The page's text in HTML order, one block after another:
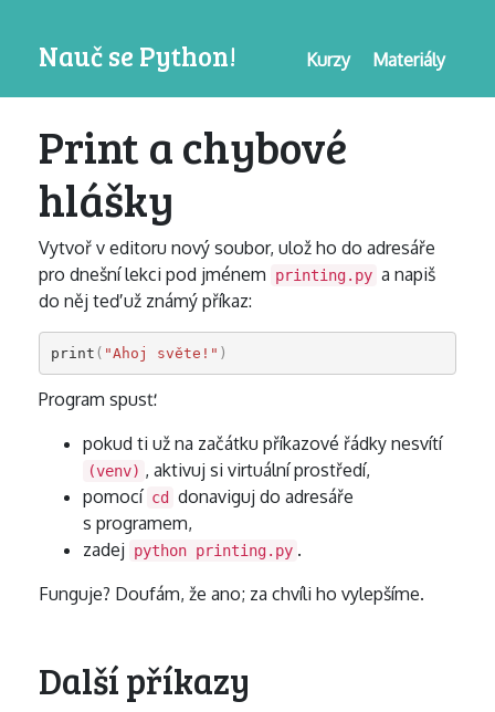
Nauč se Python! Materiály
Kurzy
Print a chybové
hlášky
Vytvoř v editoru nový soubor, ulož ho do adresáře
pro dnešní lekci pod jménem
printing.py a napiš
do něj teď už známý příkaz:
print ( "Ahoj světe!" )
Program spusť:
pokud ti už na začátku příkazové řádky nesvítí
(venv) , aktivuj si virtuální prostředí,
pomocí cd
donaviguj do adresáře
s programem,
zadej
python printing.py .
Funguje? Doufám, že ano; za chvíli ho vylepšíme.
Další příkazy